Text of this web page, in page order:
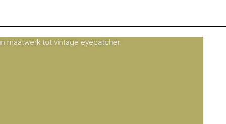
maatwerk tot vintage eyecatcher.